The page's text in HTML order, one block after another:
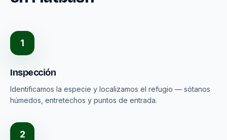
1
Inspección
Identificamos la especie y localizamos el refugio — sótanos
húmedos, entretechos y puntos de entrada.
2